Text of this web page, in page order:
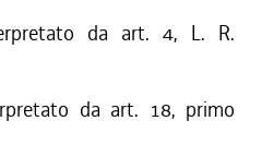
da art. 4, L. R.
da art. 18, primo